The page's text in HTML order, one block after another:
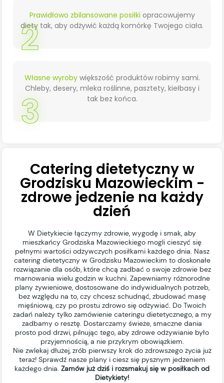
Prawidłowo zbilansowane posiłki opracowujemy
diety tak, aby odżywić każdą komórkę Twojego ciała.
2
Własne wyrobywiększość produktów robimy sami.
Chleby, desery, mleka roślinne, pasztety, kiełbasy i
tak bez końca.
3
Catering dietetyczny w
Grodzisku Mazowieckim -
zdrowe jedzenie na każdy
dzień
W Dietykiecie łączymy zdrowie, wygodę i smak, aby
mieszkańcy Grodziska Mazowieckiego mogli cieszyć się
pełnymi wartości odżywczych posiłkami każdego dnia. Nasz
catering dietetyczny w Grodzisku Mazowieckim to doskonałe
rozwiązanie dla osób, które chcą zadbać o swoje zdrowie bez
marnowania wielu godzin w kuchni. Zapewniamy różnorodne
plany żywieniowe, dostosowane do indywidualnych potrzeb,
bez względu na to, czy chcesz schudnąć, zbudować masę
mięśniową, czy po prostu zdrowo się odżywiać. Do Twoich
zadań należy tylko zamówienie cateringu dietetycznego, a my
zadbamy o resztę. Dostarczamy świeże, smaczne dania
prosto pod drzwi, pilnując tego, aby zdrowe odżywianie było
przyjemnością, a nie przykrym obowiązkiem.
Nie zwlekaj dłużej, zrób pierwszy krok do zdrowszego życia już
teraz! Sprawdź nasze plany i ciesz się pysznym jedzeniem
każdego dnia. Zamów już dziś i rozsmakuj się w posiłkach od
Dietykiety!